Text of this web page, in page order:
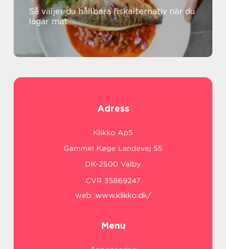
Så väljer du hållbara fiskalternativ när du
lagar mat
Adress
web: www.klikko.dk/
Menu